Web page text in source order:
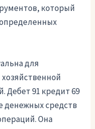
который
для
Дебет 91 кредит 69
денежных средств
Она